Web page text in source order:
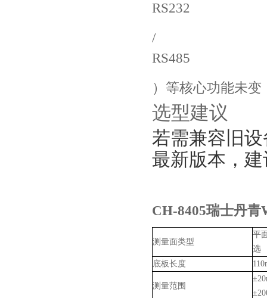
RS232
/
RS485
）等核心功能未变 ‌
选型建议
若需兼容旧
最新版本，建
CH-8405瑞士丹
测量面类型
平
选
底板长度
测量范围